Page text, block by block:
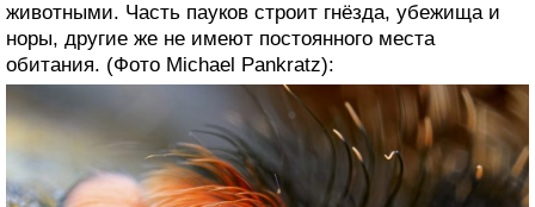
животными. Часть пауков строит гнёзда, убежища и
норы, другие же не имеют постоянного места
обитания. (Фото Michael Pankratz):